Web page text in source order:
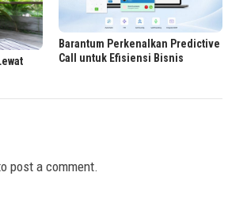
Barantum Perkenalkan Predictive
Call untuk Efisiensi Bisnis
post a comment.